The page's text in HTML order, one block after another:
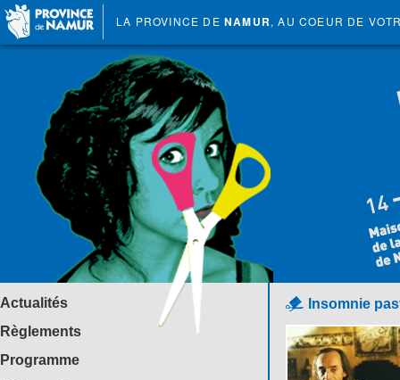
LA PROVINCE DE NAMUR, AU COEUR DE
Actualités
Règlements
Programme
Insomnie